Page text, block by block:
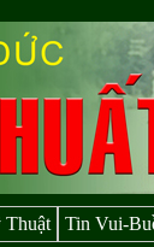
Thuật Tin Vui-